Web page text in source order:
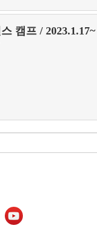
캠프 / 2023.1.17~